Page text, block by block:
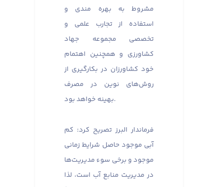
مشروط به بهره مندی و
استفاده از تجارب علمی و
تخصصی مجموعه جهاد
کشاورزی و همچنین اهتمام
خود کشاورزان در بکارگیری از
روش‌های نوین در مصرف
بهینه خواهد بود.
فرماندار البرز تصریح کرد: کم
آبی موجود حاصل شرایط زمانی
موجود و برخی سوء مدیریت‌ها
در مدیریت منابع آب است، لذا